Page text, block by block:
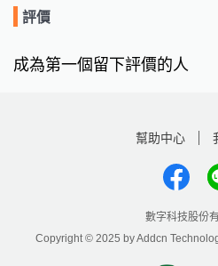
評價
成為第一個留下評價的人
幫助中心
數字科技股份
Copyright © 2025 by Addcn